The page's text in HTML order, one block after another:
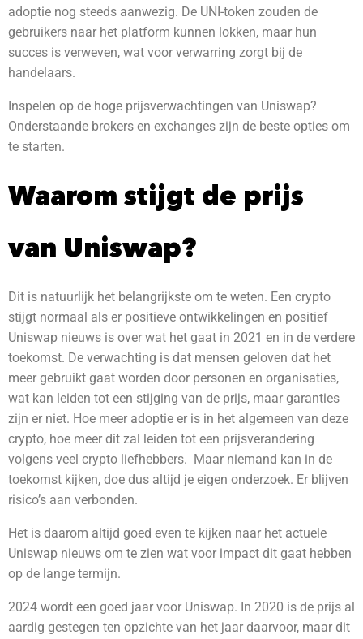
adoptie nog steeds aanwezig. De UNI-token zouden de
gebruikers naar het platform kunnen lokken, maar hun
succes is verweven, wat voor verwarring zorgt bij de
handelaars.
Inspelen op de hoge prijsverwachtingen van Uniswap?
Onderstaande brokers en exchanges zijn de beste opties om
te starten.
Waarom stijgt de prijs
van Uniswap?
Dit is natuurlijk het belangrijkste om te weten. Een crypto
stijgt normaal als er positieve ontwikkelingen en positief
Uniswap nieuws is over wat het gaat in 2021 en in de verdere
toekomst. De verwachting is dat mensen geloven dat het
meer gebruikt gaat worden door personen en organisaties,
wat kan leiden tot een stijging van de prijs, maar garanties
zijn er niet. Hoe meer adoptie er is in het algemeen van deze
crypto, hoe meer dit zal leiden tot een prijsverandering
volgens veel crypto liefhebbers. Maar niemand kan in de
toekomst kijken, doe dus altijd je eigen onderzoek. Er blijven
risico’s aan verbonden.
Het is daarom altijd goed even te kijken naar het actuele
Uniswap nieuws om te zien wat voor impact dit gaat hebben
op de lange termijn.
2024 wordt een goed jaar voor Uniswap. In 2020 is de prijs al
aardig gestegen ten opzichte van het jaar daarvoor, maar dit